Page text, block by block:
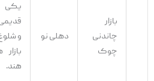
بازار
چاندنی
چوک
دهلی نو
یکی
قدیمی
و شلوغ‌
بازار
هند.